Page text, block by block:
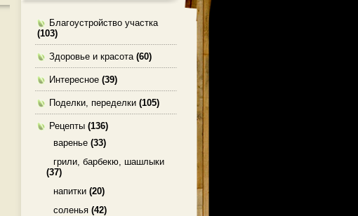
Благоустройство участка
(103)
Здоровье и красота(60)
Интересное (39)
Поделки, переделки (105)
Рецепты (136)
варенье (33)
грили, барбекю, шашлыки
(37)
напитки (20)
соленья (42)